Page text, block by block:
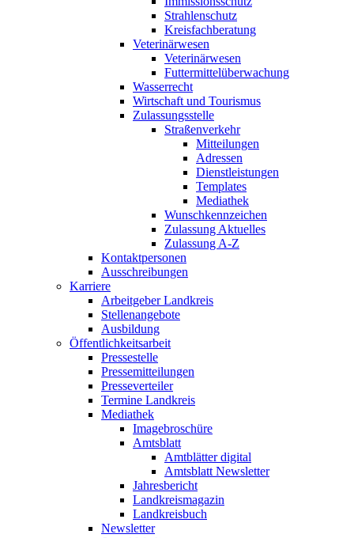
Strahlenschutz
Kreisfachberatung
Veterinärwesen
Veterinärwesen
Futtermittelüberwachung
Wasserrecht
Wirtschaft und Tourismus
Zulassungsstelle
Straßenverkehr
Mitteilungen
Adressen
Dienstleistungen
Templates
Mediathek
Wunschkennzeichen
Zulassung Aktuelles
Zulassung A-Z
Kontaktpersonen
Ausschreibungen
Karriere
Arbeitgeber Landkreis
Stellenangebote
Ausbildung
Öffentlichkeitsarbeit
Pressestelle
Pressemitteilungen
Presseverteiler
Termine Landkreis
Mediathek
Imagebroschüre
Amtsblatt
Amtblätter digital
Amtsblatt Newsletter
Jahresbericht
Landkreismagazin
Landkreisbuch
Newsletter